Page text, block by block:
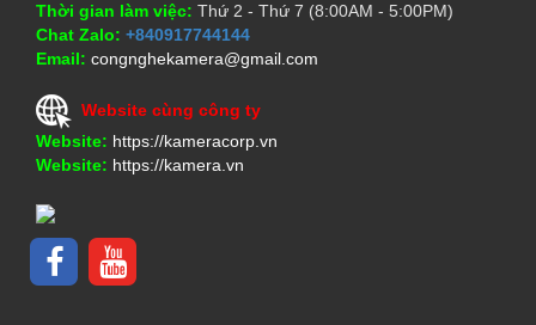
Thời gian làm việc: Thứ 2 - Thứ 7 (8:00AM - 5:00PM)
Chat Zalo: +840917744144
Email: congnghekamera@gmail.com
Website cùng công ty
Website: https://kameracorp.vn
Website: https://kamera.vn